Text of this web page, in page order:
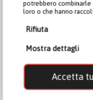
potrebbero
loro o che hanno
Rifiuta
Mostra dettagli
Accetta